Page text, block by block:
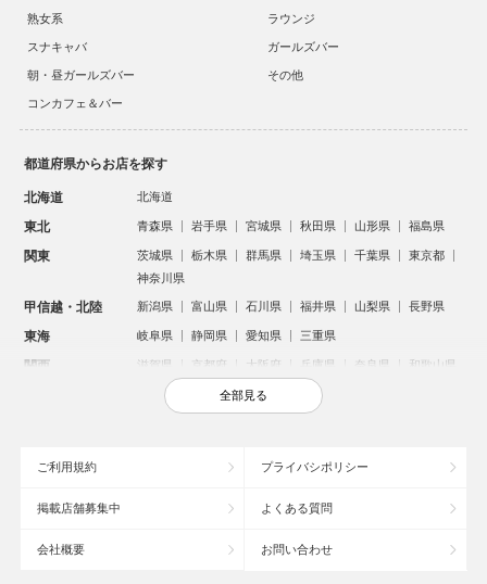
熟女系
ラウンジ
スナキャバ
ガールズバー
朝・昼ガールズバー
その他
コンカフェ＆バー
都道府県からお店を探す
北海道 北海道
東北 青森県 岩手県 宮城県 秋田県 山形県 福島県
関東 茨城県 栃木県 群馬県 埼玉県 千葉県
東京都
神奈川県
甲信越・北陸 新潟県 富山県 石川県 福井県 山梨県 長野県
東海 岐阜県 静岡県 愛知県 三重県
関西 滋賀県 京都府 大阪府 兵庫県 奈良県 和歌山県
鳥取県 島根県 岡山県 広島県
沖縄県
全部見る
ご利用規約 プライバシポリシー
掲載店舗募集中 よくある質問
会社概要 お問い合わせ